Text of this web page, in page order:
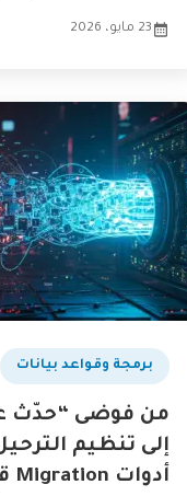
23 مايو، 2026
برمجة وقواعد بيانات
من فوضى “حدّث
إلى تنظيم
أدوات Migration قواعد بياناتنا؟